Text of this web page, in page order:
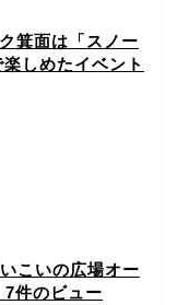
箕面は「スノー
しめたイベント
こいの広場オー
7件のビュー